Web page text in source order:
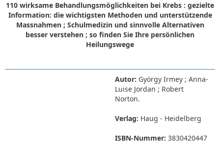
110 wirksame Behandlungsmöglichkeiten bei Krebs : gezielte
Information: die wichtigsten Methoden und unterstützende
Massnahmen ; Schulmedizin und sinnvolle Alternativen
besser verstehen ; so finden Sie Ihre persönlichen
Heilungswege
Autor: György Irmey ; Anna-
Luise Jordan ; Robert
Norton.
Verlag: Haug - Heidelberg
ISBN-Nummer: 3830420447